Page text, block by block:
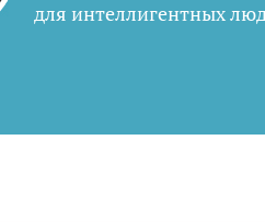
для интеллигентных